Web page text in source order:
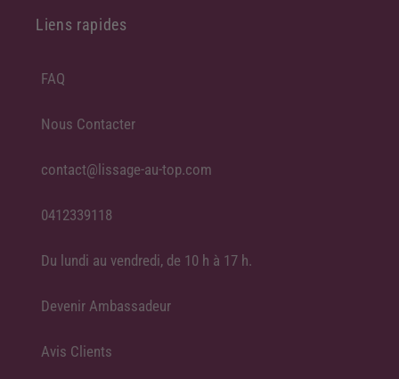
Liens rapides
FAQ
Nous Contacter
contact@lissage-au-top.com
0412339118
Du lundi au vendredi, de 10 h à 17 h.
Devenir Ambassadeur
Avis Clients